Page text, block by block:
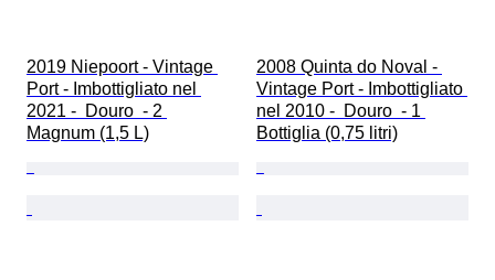
2019 Niepoort - Vintage
Port - Imbottigliato nel
2021 -  Douro  - 2
Magnum (1,5 L)
2008 Quinta do Noval -
Vintage Port - Imbottigliato
nel 2010 -  Douro  - 1
Bottiglia (0,75 litri)